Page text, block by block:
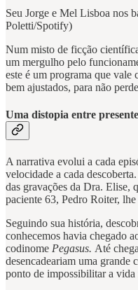
Seu Jorge e Mel Lisboa nos
Poletti/Spotify)
Num misto de ficção
um mergulho pelo
este é um programa que vale
bem ajustados, para não
Uma distopia entre
A narrativa evolui a cada
velocidade a cada
das gravações da Dra. Elise,
paciente 63, Pedro Roiter, lhe
Seguindo sua história,
conhecemos havia chegado
codinome Pegasus. Até
desencadeariam uma grande
ponto de impossibilitar a vida